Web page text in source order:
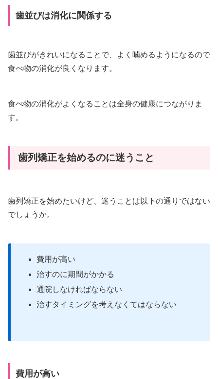
歯並びは消化に関係する
歯並びがきれいになることで、よく噛めるようになるので
食べ物の消化が良くなります。
食べ物の消化がよくなることは全身の健康につながりま
す。
歯列矯正を始めるのに迷うこと
歯列矯正を始めたいけど、迷うことは以下の通りではない
でしょうか。
費用が高い
治すのに期間がかかる
通院しなければならない
治すタイミングを考えなくてはならない
費用が高い